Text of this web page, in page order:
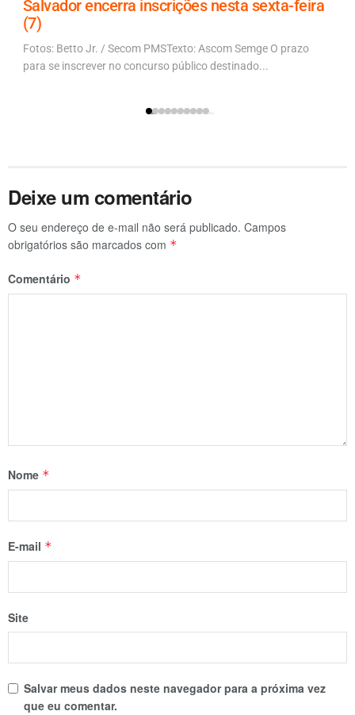
Salvador encerra inscrições nesta sexta-feira
(7)
Fotos: Betto Jr. / Secom PMSTexto: Ascom Semge O prazo
para se inscrever no concurso público destinado...
Deixe um comentário
O seu endereço de e-mail não será publicado. Campos
obrigatórios são marcados com *
Comentário *
Nome *
E-mail *
Site
Salvar meus dados neste navegador para a próxima vez
que eu comentar.